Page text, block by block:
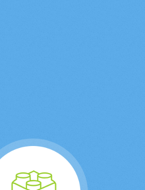
Albacete, es una app para
Se presenta como la guía de
completa de la ciudad, con el valor